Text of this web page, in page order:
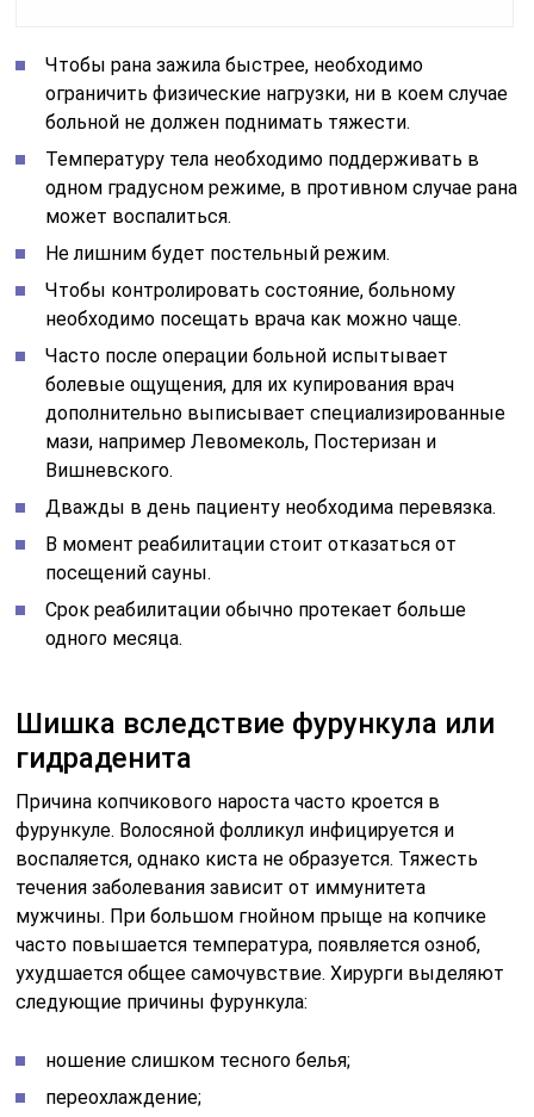
Чтобы рана зажила быстрее, необходимо
ограничить физические нагрузки, ни в коем случае
больной не должен поднимать тяжести.
Температуру тела необходимо поддерживать в
одном градусном режиме, в противном случае рана
может воспалиться.
Не лишним будет постельный режим.
Чтобы контролировать состояние, больному
необходимо посещать врача как можно чаще.
Часто после операции больной испытывает
болевые ощущения, для их купирования врач
дополнительно выписывает специализированные
мази, например Левомеколь, Постеризан и
Вишневского.
Дважды в день пациенту необходима перевязка.
В момент реабилитации стоит отказаться от
посещений сауны.
Срок реабилитации обычно протекает больше
одного месяца.
Шишка вследствие фурункула или
гидраденита
Причина копчикового нароста часто кроется в
фурункуле. Волосяной фолликул инфицируется и
воспаляется, однако киста не образуется. Тяжесть
течения заболевания зависит от иммунитета
мужчины. При большом гнойном прыще на копчике
часто повышается температура, появляется озноб,
ухудшается общее самочувствие. Хирурги выделяют
следующие причины фурункула:
ношение слишком тесного белья;
переохлаждение;